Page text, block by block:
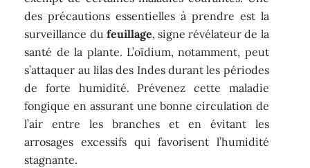
des précautions essentielles à prendre est la
surveillance du feuillage, signe révélateur de la
santé de la plante. L’oïdium, notamment, peut
s’attaquer au lilas des Indes durant les périodes
de forte humidité. Prévenez cette maladie
fongique en assurant une bonne circulation de
l’air entre les branches et en évitant les
arrosages excessifs qui favorisent l’humidité
stagnante.